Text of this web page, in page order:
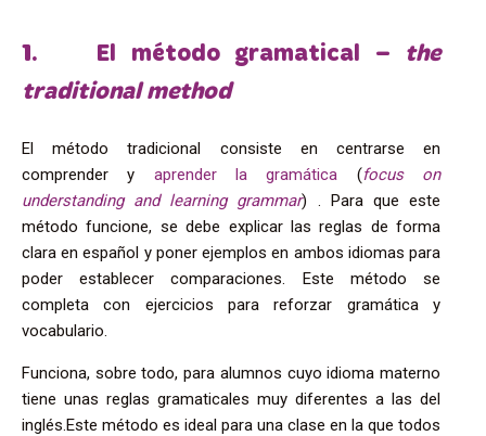
1. El método gramatical – the
traditional method
El método tradicional consiste en centrarse en
comprender y aprender la gramática (focus on
understanding and learning grammar)
. Para que este
método funcione, se debe explicar las reglas de forma
clara en español y poner ejemplos en ambos idiomas para
poder establecer comparaciones. Este método se
completa con ejercicios para reforzar gramática y
vocabulario.
Funciona, sobre todo, para alumnos cuyo idioma materno
tiene unas reglas gramaticales muy diferentes a las del
inglés.Este método es ideal para una clase en la que todos